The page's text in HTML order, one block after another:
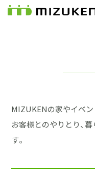
MIZUKENの家やイベン
お客様とのやりとり、
す。